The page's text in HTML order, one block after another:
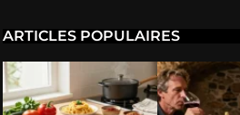
ARTICLES POPULAIRES